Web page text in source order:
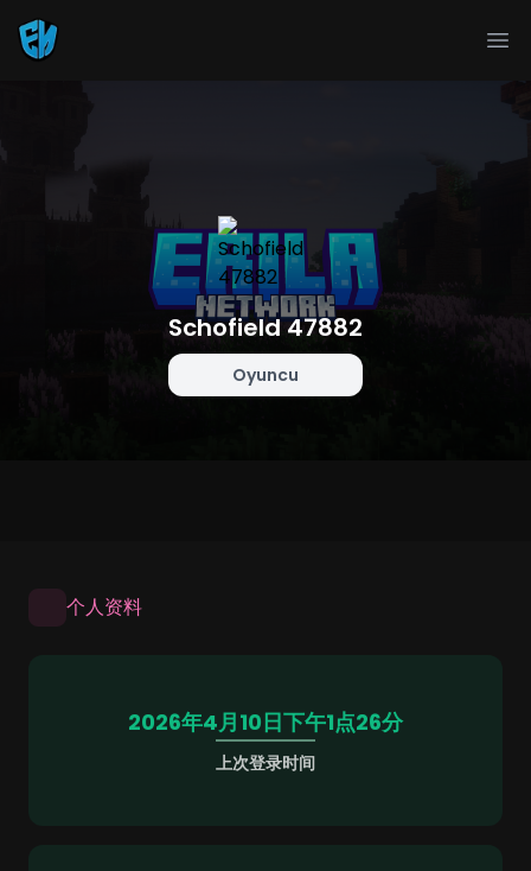
Schofield 47882
Oyuncu
个人资料
2026年4月10日下午1点26分
上次登录时间